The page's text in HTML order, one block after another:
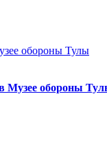
Музее обороны